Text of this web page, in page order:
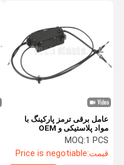
عامل برقی ترمز پارکینگ با
مواد پلاستیکی و OEM
2214302949 2214301249
2214301649
MOQ:1 PCS
قیمت:Price is negotiable